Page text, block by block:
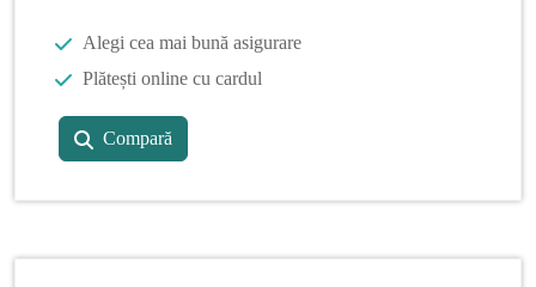
Alegi cea mai bună asigurare
Plătești online cu cardul
Compară